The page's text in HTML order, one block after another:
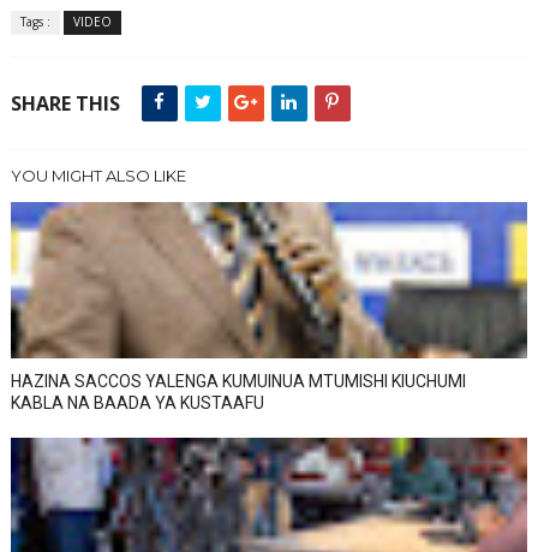
Tags : VIDEO
SHARE THIS
YOU MIGHT ALSO LIKE
HAZINA SACCOS YALENGA KUMUINUA MTUMISHI KIUCHUMI
KABLA NA BAADA YA KUSTAAFU